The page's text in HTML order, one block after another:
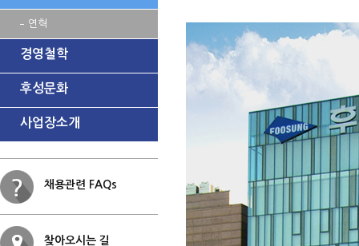
연혁
경영철학
후성문화
사업장소개
채용관련 FAQs
찾아오시는 길